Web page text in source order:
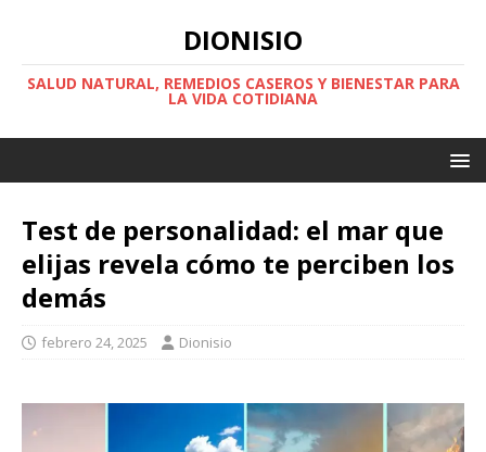
DIONISIO
SALUD NATURAL, REMEDIOS CASEROS Y BIENESTAR PARA
LA VIDA COTIDIANA
Test de personalidad: el mar que
elijas revela cómo te perciben los
demás
febrero 24, 2025 Dionisio